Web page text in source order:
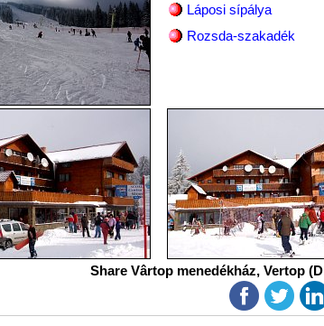
Láposi sípálya
Rozsda-szakadék
Share Vârtop menedékház, Vertop